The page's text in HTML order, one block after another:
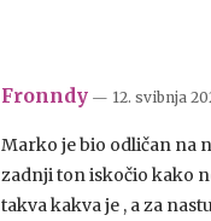
Fronndy — 12. svibnja
Marko je bio odličan na
zadnji ton iskočio kako
takva kakva je , a za